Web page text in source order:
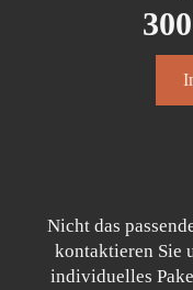
300
Nicht das
kontaktieren Sie
individuelles